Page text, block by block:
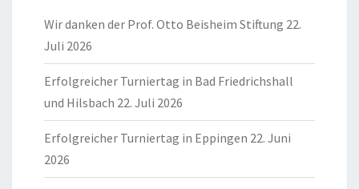
Wir danken der Prof. Otto Beisheim Stiftung 22.
Juli 2026
Erfolgreicher Turniertag in Bad Friedrichshall
und Hilsbach 22. Juli 2026
Erfolgreicher Turniertag in Eppingen 22. Juni
2026